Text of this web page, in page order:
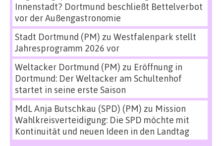
Innenstadt? Dortmund beschließt Bettelverbot
vor der Außengastronomie
Stadt Dortmund (PM) zu Westfalenpark stellt
Jahresprogramm 2026 vor
Weltacker Dortmund (PM) zu Eröffnung in
Dortmund: Der Weltacker am Schultenhof
startet in seine erste Saison
MdL Anja Butschkau (SPD) (PM) zu Mission
Wahlkreisverteidigung: Die SPD möchte mit
Kontinuität und neuen Ideen in den Landtag